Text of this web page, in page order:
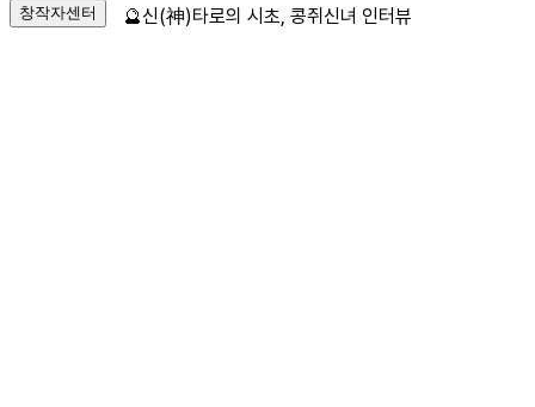
창작자센터 🔮신(神)타로의 시초, 콩쥐신녀 인터뷰